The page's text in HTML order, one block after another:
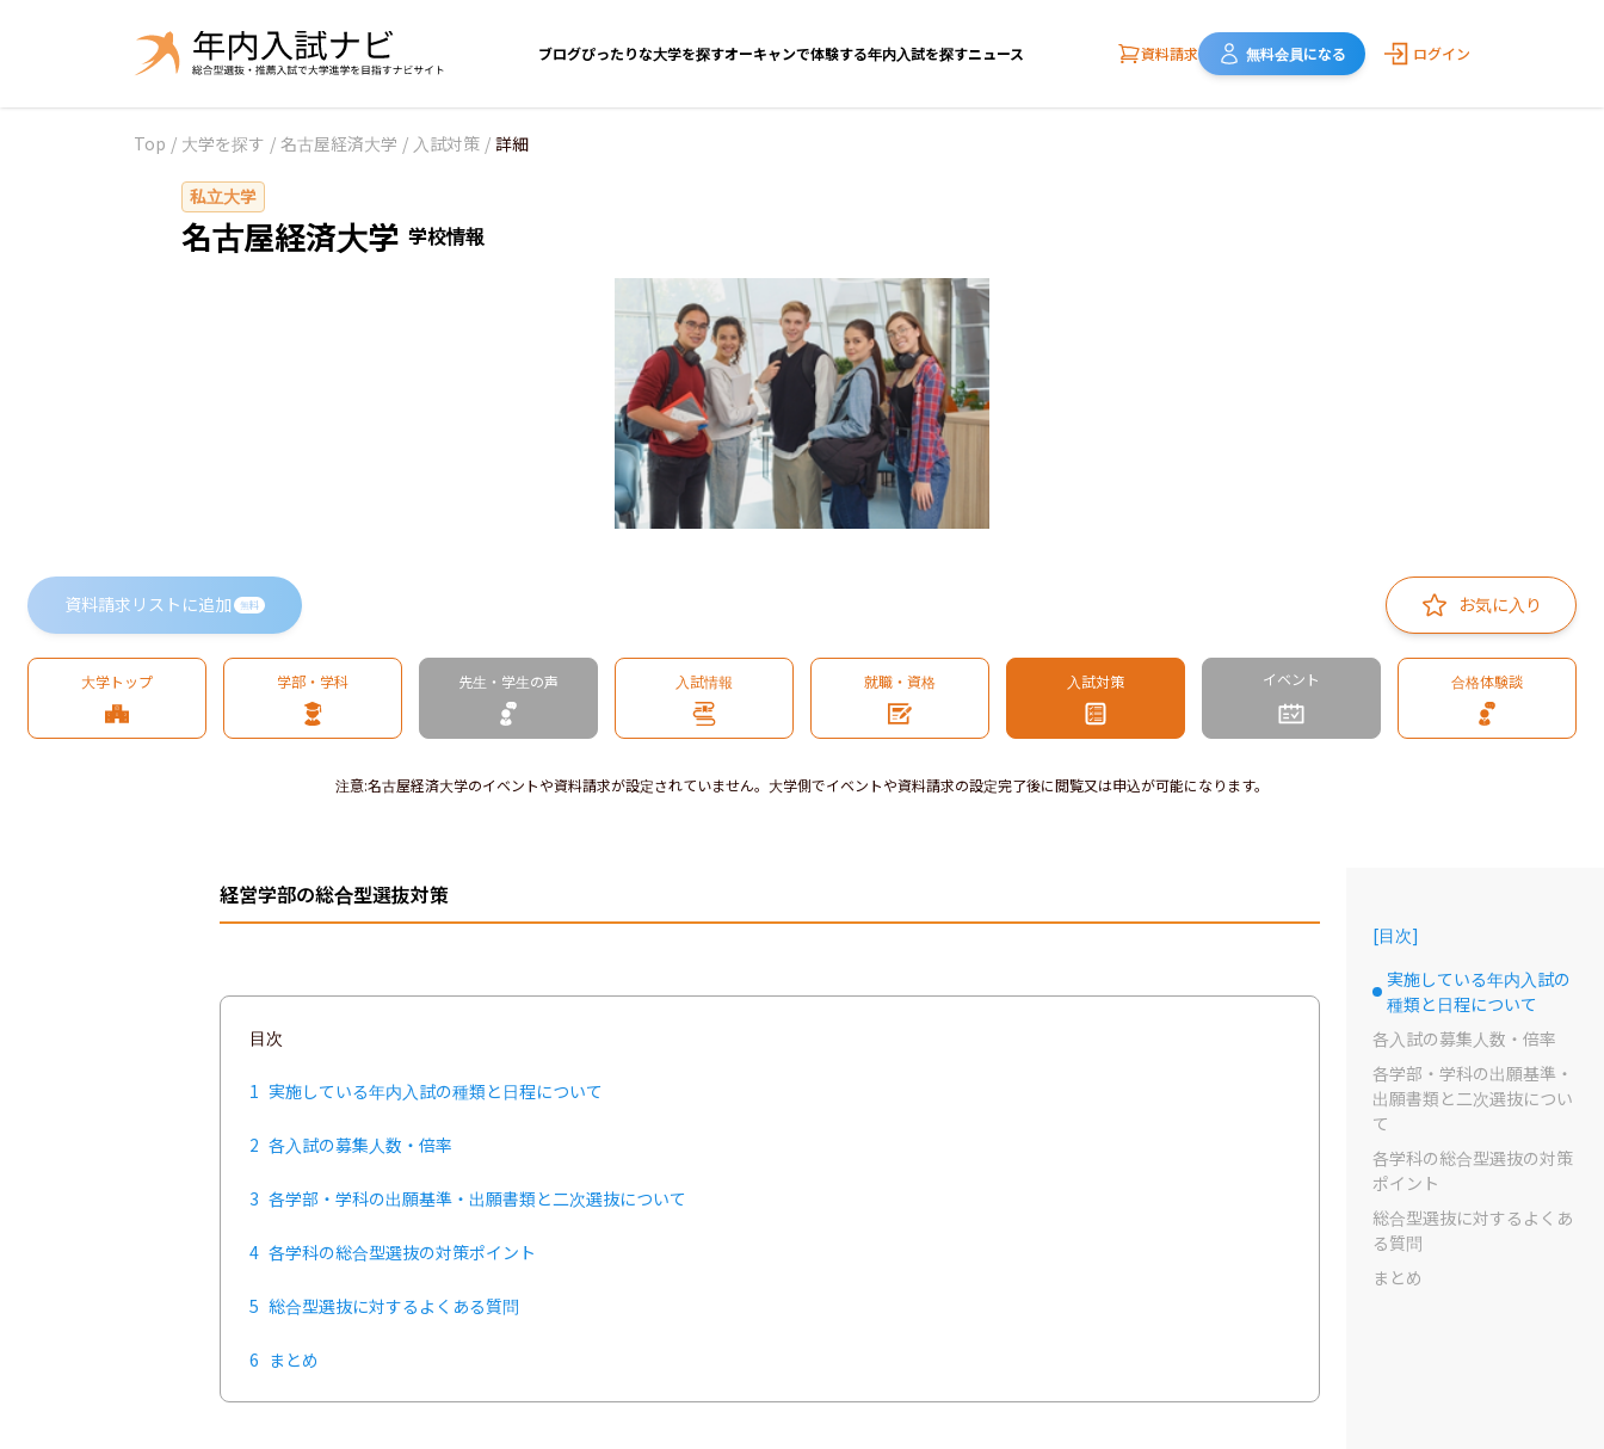
ブログぴったりな大学を探すオーキャンで体験する年内入試を探すニュース 資料請求 無料会員になる ログイン
Top / 大学を探す / 名古屋経済大学 / 入試対策 / 詳細
私立大学
名古屋経済大学 学校情報
資料請求リストに追加 無料 お気に入り
大学トップ 学部・学科 先生・学生の声 入試情報 就職・資格 入試対策 イベント 合格体験談
注意:名古屋経済大学のイベントや資料請求が設定されていません。大学側でイベントや資料請求の設定完了後に閲覧又は申込が可能になります。
経営学部の総合型選抜対策
目次
1 実施している年内入試の種類と日程について
2 各入試の募集人数・倍率
3 各学部・学科の出願基準・出願書類と二次選抜について
4 各学科の総合型選抜の対策ポイント
5 総合型選抜に対するよくある質問
6 まとめ
[目次]
選択中のドット
実施している年内入試の
種類と日程について
各入試の募集人数・倍率
各学部・学科の出願基準・
出願書類と二次選抜につい
て
各学科の総合型選抜の対策
ポイント
総合型選抜に対するよくあ
る質問
まとめ